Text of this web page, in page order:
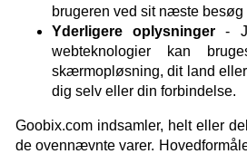
brugeren ved sit næste besøg
Yderligere oplysninger -
webteknologier kan
skærmopløsning, dit land
dig selv eller din forbindelse.
Goobix.com indsamler, helt eller
de ovennævnte varer.